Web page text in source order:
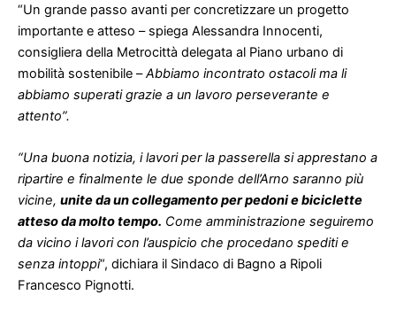
“Un grande passo avanti per concretizzare un progetto
importante e atteso – spiega Alessandra Innocenti,
consigliera della Metrocittà delegata al Piano urbano di
mobilità sostenibile –Abbiamo incontrato ostacoli ma li
abbiamo superati grazie a un lavoro perseverante e
attento”.
“Una buona notizia, i lavori per la passerella si apprestano a
ripartire e finalmente le due sponde dell’Arno saranno più
vicine, unite da un collegamento per pedoni e biciclette
atteso da molto tempo. Come amministrazione seguiremo
da vicino i lavori con l’auspicio che procedano spediti e
senza intoppi“, dichiara il Sindaco di Bagno a Ripoli
Francesco Pignotti.